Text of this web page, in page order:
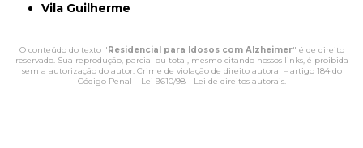
Vila Guilherme
O conteúdo do texto " Residencial para Idosos com Alzheimer" é de direito
reservado. Sua reprodução, parcial ou total, mesmo citando nossos links, é proibida
sem a autorização do autor. Crime de violação de direito autoral – artigo 184 do
Código Penal – Lei 9610/98 - Lei de direitos autorais.